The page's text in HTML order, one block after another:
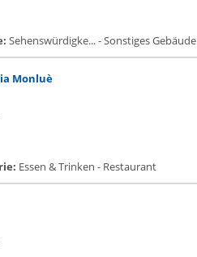
Sehenswürdigke... - Sonstiges Gebäude
Monluè
Essen & Trinken - Restaurant